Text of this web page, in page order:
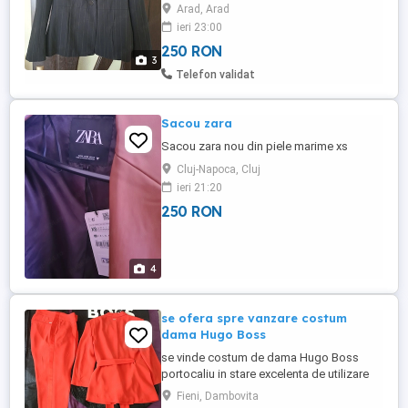
3
potrivește perfect oricărei ținute. Un
articol elegant și sofisticat pentru femeile
care apreciază calitatea și stilul autentic.
Arad, Arad
ieri 23:00
250 RON
Telefon validat
4
Sacou zara
Sacou zara nou din piele marime xs
Cluj-Napoca, Cluj
ieri 21:20
250 RON
se ofera spre vanzare costum
dama Hugo Boss
se vinde costum de dama Hugo Boss
portocaliu in stare excelenta de utilizare
fiind îmbrăcat doar la un singur eveniment
Fieni, Dambovita